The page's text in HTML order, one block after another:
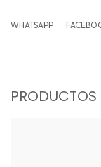
WHATSAPP
PRODUCTOS